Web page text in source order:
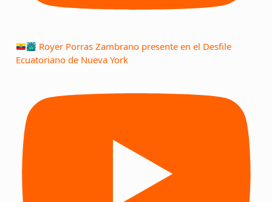
Royer Porras Zambrano presente en el Desfile
Ecuatoriano de Nueva York